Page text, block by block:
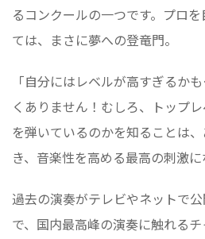
るコンクールの一つです。プロ
ては、まさに夢への登竜門。
「自分にはレベルが高すぎるか
くありません！むしろ、トップ
を弾いているのかを知ることは
き、音楽性を高める最高の刺激に
過去の演奏がテレビやネットで
で、国内最高峰の演奏に触れる